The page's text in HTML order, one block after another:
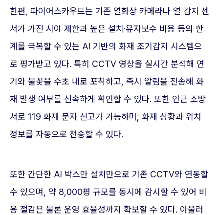
한편, 파이어스카우트는 기존 열화상 카메라나 열 감지 센
서가 가진 시야 제한과 높은 설치·유지보수 비용 등의 한
계를 극복할 수 있는 AI 기반의 화재 조기감지 시스템으
로 평가받고 있다. 특히 CCTV 영상을 실시간 분석해 연
기와 불꽃을 수초 내로 포착하고, 즉시 알림을 전송해 화
재 발생 여부를 신속하게 확인할 수 있다. 또한 인근 소방
서로 119 화재 문자 신고가 가능하며, 화재 상황과 위치
정보를 자동으로 전송할 수 있다.
또한 간단한 AI 박스만 설치만으로 기존 CCTV와 연동할
수 있으며, 약 8,000평 규모를 동시에 감시할 수 있어 비
용 절감은 물론 운영 효율성까지 확보할 수 있다. 아울러